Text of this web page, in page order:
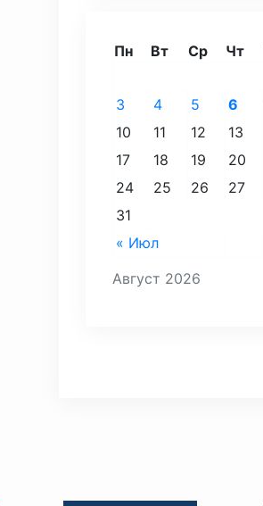
Август 2026
Пн Вт Ср Чт
« Июл
3
4 5 6
10
11 12 13
17
18 19 20
24
25 26 27
31